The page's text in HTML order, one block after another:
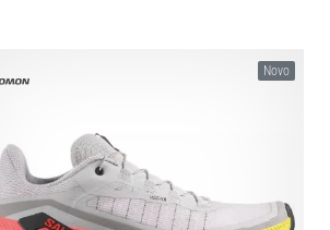
42 42⅔ 43⅓ 44 44⅔ 45⅓ 46 46⅔ 47⅓ 48Novo